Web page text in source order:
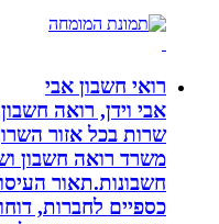
רואי חשבון אבי
אבי וידן, רואה חשבון,
שרות בכל אזור השרון
משרד רואה חשבון ושל
חשבונות.תאור
כספיים לחברות,